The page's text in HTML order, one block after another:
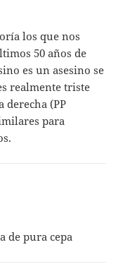
los que nos
50 años de
es un asesino se
realmente triste
derecha (PP
para
de pura cepa